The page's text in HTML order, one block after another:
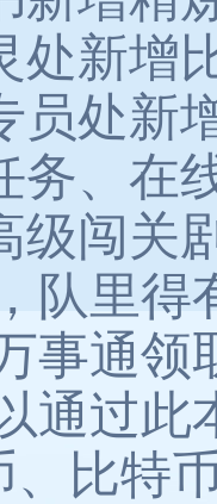
处新增
员处新
务、在
级闯关
队里得
事通领
通过此
、比特